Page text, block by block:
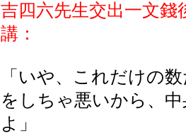
吉四六先生交出一文錢
講：
「いや、これだけの
をしちゃ悪いから、
よ」